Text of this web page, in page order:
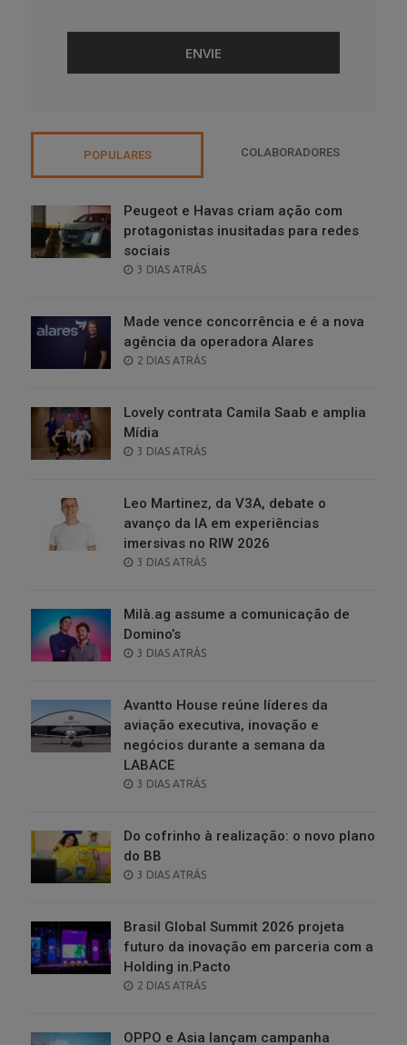
POPULARES COLABORADORES
Peugeot e Havas criam ação com
protagonistas inusitadas para redes
sociais
POSTED
3 DIAS ATRÁS
Made vence concorrência e é a nova
agência da operadora Alares
POSTED
2 DIAS ATRÁS
Lovely contrata Camila Saab e amplia
Mídia
POSTED
3 DIAS ATRÁS
Leo Martinez, da V3A, debate o
avanço da IA em experiências
imersivas no RIW 2026
POSTED
3 DIAS ATRÁS
Milà.ag assume a comunicação de
Domino’s
POSTED
3 DIAS ATRÁS
Avantto House reúne líderes da
aviação executiva, inovação e
negócios durante a semana da
LABACE
POSTED
3 DIAS ATRÁS
Do cofrinho à realização: o novo plano
do BB
POSTED
3 DIAS ATRÁS
Brasil Global Summit 2026 projeta
futuro da inovação em parceria com a
Holding in.Pacto
POSTED
2 DIAS ATRÁS
OPPO e Asia lançam campanha